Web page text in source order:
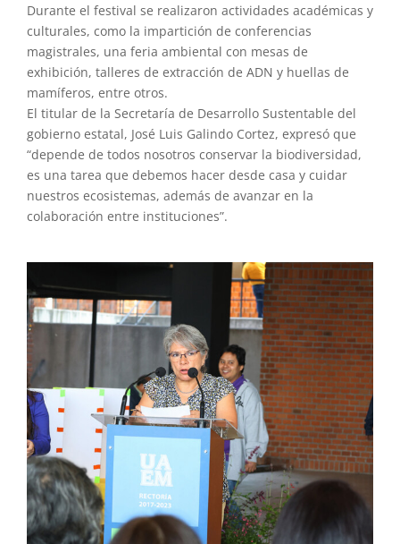
Durante el festival se realizaron actividades académicas y
culturales, como la impartición de conferencias
magistrales, una feria ambiental con mesas de
exhibición, talleres de extracción de ADN y huellas de
mamíferos, entre otros.
El titular de la Secretaría de Desarrollo Sustentable del
gobierno estatal, José Luis Galindo Cortez, expresó que
“depende de todos nosotros conservar la biodiversidad,
es una tarea que debemos hacer desde casa y cuidar
nuestros ecosistemas, además de avanzar en la
colaboración entre instituciones”.